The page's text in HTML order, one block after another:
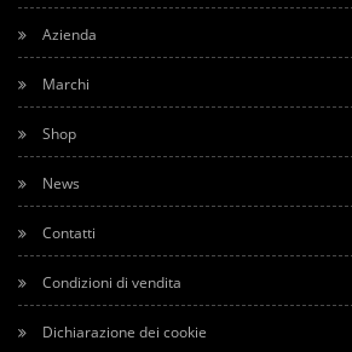
Azienda
Marchi
Shop
News
Contatti
Condizioni di vendita
Dichiarazione dei cookie